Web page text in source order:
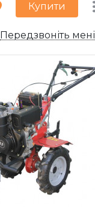
Купити
Передзвоніть мені